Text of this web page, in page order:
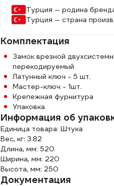
Турция — родина
Турция — страна
Комплектация
Замок врезной
перекодируемый
Латунный ключ - 5 шт.
Мастер-ключ - 1шт.
Крепежная фурнитура
Упаковка
Информация об
Единица товара: Штука
Вес, кг: 3.82
Длина, мм: 520
Ширина, мм: 220
Высота, мм: 250
Документация